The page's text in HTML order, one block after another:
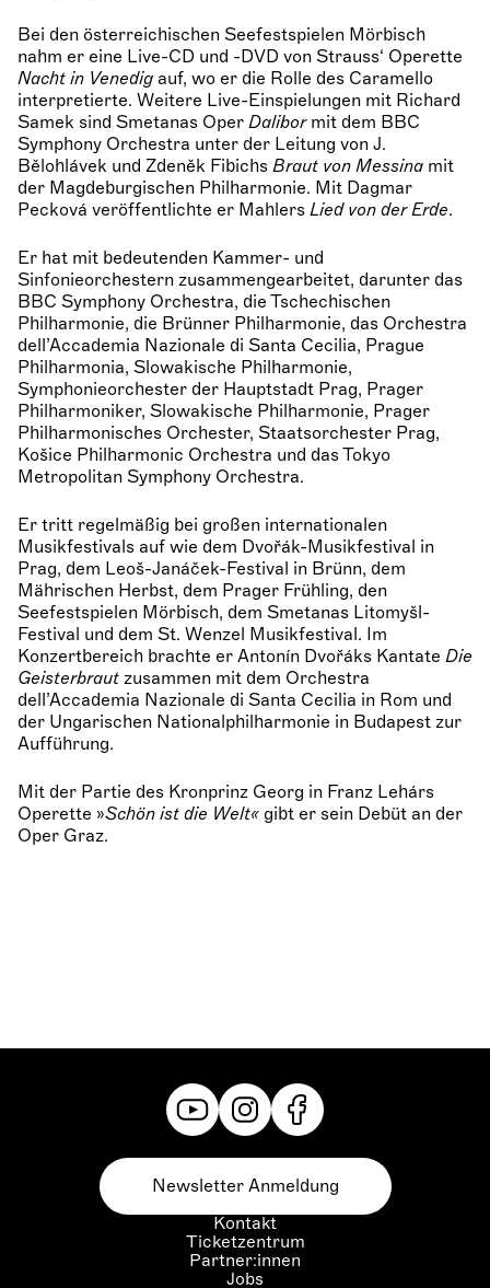
Bei den österreichischen Seefestspielen Mörbisch
nahm er eine Live-CD und -DVD von Strauss‘ Operette
Nacht in Venedig auf, wo er die Rolle des Caramello
interpretierte. Weitere Live-Einspielungen mit Richard
Samek sind Smetanas Oper Dalibormit dem BBC
Symphony Orchestra unter der Leitung von J.
Bělohlávek und Zdeněk Fibichs Braut von Messina mit
der Magdeburgischen Philharmonie. Mit Dagmar
Pecková veröffentlichte er Mahlers Lied von der Erde.
Er hat mit bedeutenden Kammer- und
Sinfonieorchestern zusammengearbeitet, darunter das
BBC Symphony Orchestra, die Tschechischen
Philharmonie, die Brünner Philharmonie, das Orchestra
dell’Accademia Nazionale di Santa Cecilia, Prague
Philharmonia, Slowakische Philharmonie,
Symphonieorchester der Hauptstadt Prag, Prager
Philharmoniker, Slowakische Philharmonie, Prager
Philharmonisches Orchester, Staatsorchester Prag,
Košice Philharmonic Orchestra und das Tokyo
Metropolitan Symphony Orchestra.
Er tritt regelmäßig bei großen internationalen
Musikfestivals auf wie dem Dvořák-Musikfestival in
Prag, dem Leoš-Janáček-Festival in Brünn, dem
Mährischen Herbst, dem Prager Frühling, den
Seefestspielen Mörbisch, dem Smetanas Litomyšl-
Festival und dem St. Wenzel Musikfestival. Im
Konzertbereich brachte er Antonín Dvořáks Kantate Die
Geisterbraut zusammen mit dem Orchestra
dell’Accademia Nazionale di Santa Cecilia in Rom und
der Ungarischen Nationalphilharmonie in Budapest zur
Aufführung.
Mit der Partie des Kronprinz Georg in Franz Lehárs
Operette »Schön ist die Welt« gibt er sein Debüt an der
Oper Graz.
Kontakt
Ticketzentrum
Partner:innen
Jobs
Newsletter Anmeldung